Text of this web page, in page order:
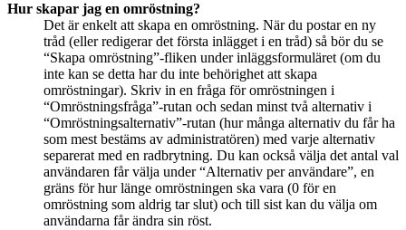
Hur skapar jag en omröstning?
Det är enkelt att skapa en omröstning. När du postar en ny
tråd (eller redigerar det första inlägget i en tråd) så bör du se
“Skapa omröstning”-fliken under inläggsformuläret (om du
inte kan se detta har du inte behörighet att skapa
omröstningar). Skriv in en fråga för omröstningen i
“Omröstningsfråga”-rutan och sedan minst två alternativ i
“Omröstningsalternativ”-rutan (hur många alternativ du får ha
som mest bestäms av administratören) med varje alternativ
separerat med en radbrytning. Du kan också välja det antal val
användaren får välja under “Alternativ per användare”, en
gräns för hur länge omröstningen ska vara (0 för en
omröstning som aldrig tar slut) och till sist kan du välja om
användarna får ändra sin röst.